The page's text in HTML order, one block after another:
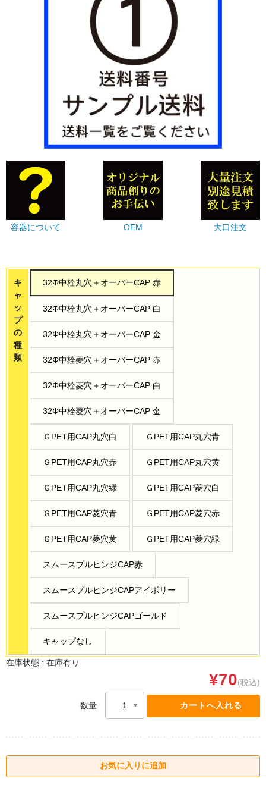
容器について OEM 大口注文
キ
ャ
ッ
プ
の
種
類
32Φ中栓丸穴＋オーバーCAP 赤
32Φ中栓丸穴＋オーバーCAP 白
32Φ中栓丸穴＋オーバーCAP 金
32Φ中栓菱穴＋オーバーCAP 赤
32Φ中栓菱穴＋オーバーCAP 白
32Φ中栓菱穴＋オーバーCAP 金
ＧPET用CAP丸穴白 ＧPET用CAP丸穴青
ＧPET用CAP丸穴赤 ＧPET用CAP丸穴黄
ＧPET用CAP丸穴緑 ＧPET用CAP菱穴白
ＧPET用CAP菱穴青 ＧPET用CAP菱穴赤
ＧPET用CAP菱穴黄 ＧPET用CAP菱穴緑
スムースプルヒンジCAP赤
スムースプルヒンジCAPアイボリー
スムースプルヒンジCAPゴールド
キャップなし
在庫状態 : 在庫有り
¥70(税込)
数量